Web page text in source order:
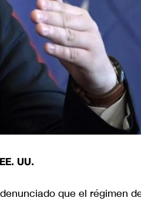
UU.
que el régimen